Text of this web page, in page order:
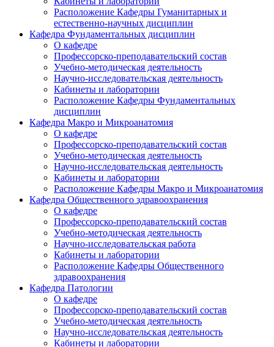
Расположение Кафедры Гуманитарных и
естественно-научных дисциплин
Кафедра Фундаментальных дисциплин
О кафедре
Профессорско-преподавательский состав
Учебно-методическая деятельность
Научно-исследовательская деятельность
Кабинеты и лаборатории
Расположение Кафедры Фундаментальных
дисциплин
Кафедра Макро и Микроанатомия
О кафедре
Профессорско-преподавательский состав
Учебно-методическая деятельность
Научно-исследовательская деятельность
Кабинеты и лаборатории
Расположение Кафедры Макро и Микроанатомия
Кафедра Общественного здравоохранения
О кафедре
Профессорско-преподавательский состав
Учебно-методическая деятельность
Научно-исследовательская работа
Кабинеты и лаборатории
Расположение Кафедры Общественного
здравоохранения
Кафедра Патологии
О кафедре
Профессорско-преподавательский состав
Учебно-методическая деятельность
Научно-исследовательская деятельность
Кабинеты и лаборатории